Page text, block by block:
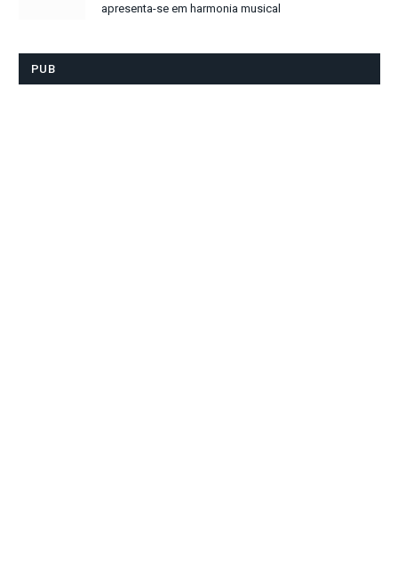
apresenta-se em harmonia musical
PUB